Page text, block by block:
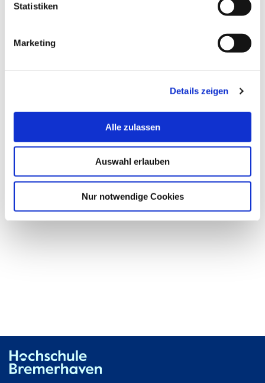
Statistiken
Marketing
Details zeigen
Alle zulassen
Auswahl erlauben
Nur notwendige Cookies
Postanschrift:
An der Karlstadt 8
Raum: K309
Sprechzeiten:
Während und außerhalb der Vorlesungszeit: nach
Vereinbarung. Terminabsprache per E-Mail